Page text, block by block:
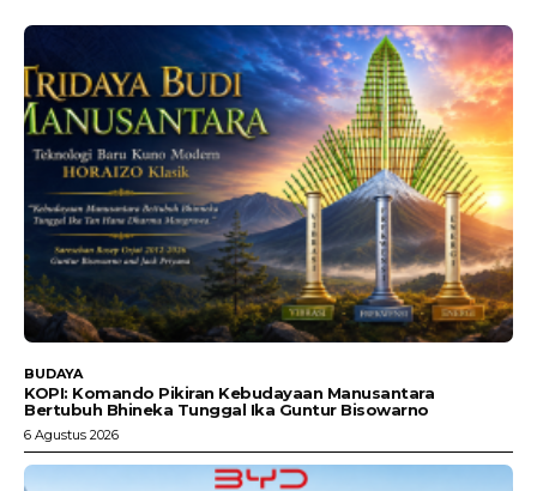
BUDAYA
KOPI: Komando Pikiran Kebudayaan Manusantara
Bertubuh Bhineka Tunggal Ika Guntur Bisowarno
6 Agustus 2026